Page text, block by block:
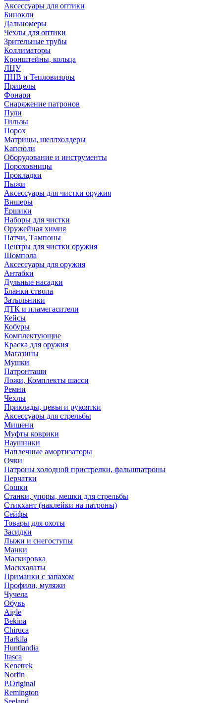
Аксессуары для оптики
Бинокли
Дальномеры
Чехлы для оптики
Зрительные трубы
Коллиматоры
Кронштейны, кольца
ЛЦУ
ПНВ и Тепловизоры
Прицелы
Фонари
Снаряжение патронов
Пули
Гильзы
Порох
Матрицы, шеллхолдеры
Капсюли
Оборудование и инструменты
Пороховницы
Прокладки
Пыжи
Аксессуары для чистки оружия
Вишеры
Ёршики
Наборы для чистки
Оружейная химия
Патчи, Тампоны
Центры для чистки оружия
Шомпола
Аксессуары для оружия
Антабки
Дульные насадки
Бланки ствола
Затыльники
ДТК и пламегасители
Кейсы
Кобуры
Комплектующие
Краска для оружия
Магазины
Мушки
Патронташи
Ложи, Комплекты шасси
Ремни
Чехлы
Приклады, цевья и рукоятки
Аксессуары для стрельбы
Мишени
Муфты коврики
Наушники
Наплечные амортизаторы
Очки
Патроны холодной пристрелки, фальшпатроны
Перчатки
Сошки
Станки, упоры, мешки для стрельбы
Стикхант (наклейки на патроны)
Сейфы
Товары для охоты
Засидки
Лыжи и снегоступы
Манки
Маскировка
Маскхалаты
Приманки с запахом
Профили, муляжи
Чучела
Обувь
Aigle
Bekina
Chiruсa
Harkila
Huntlandia
Itasca
Kenetrek
Norfin
P.Original
Remington
Seeland